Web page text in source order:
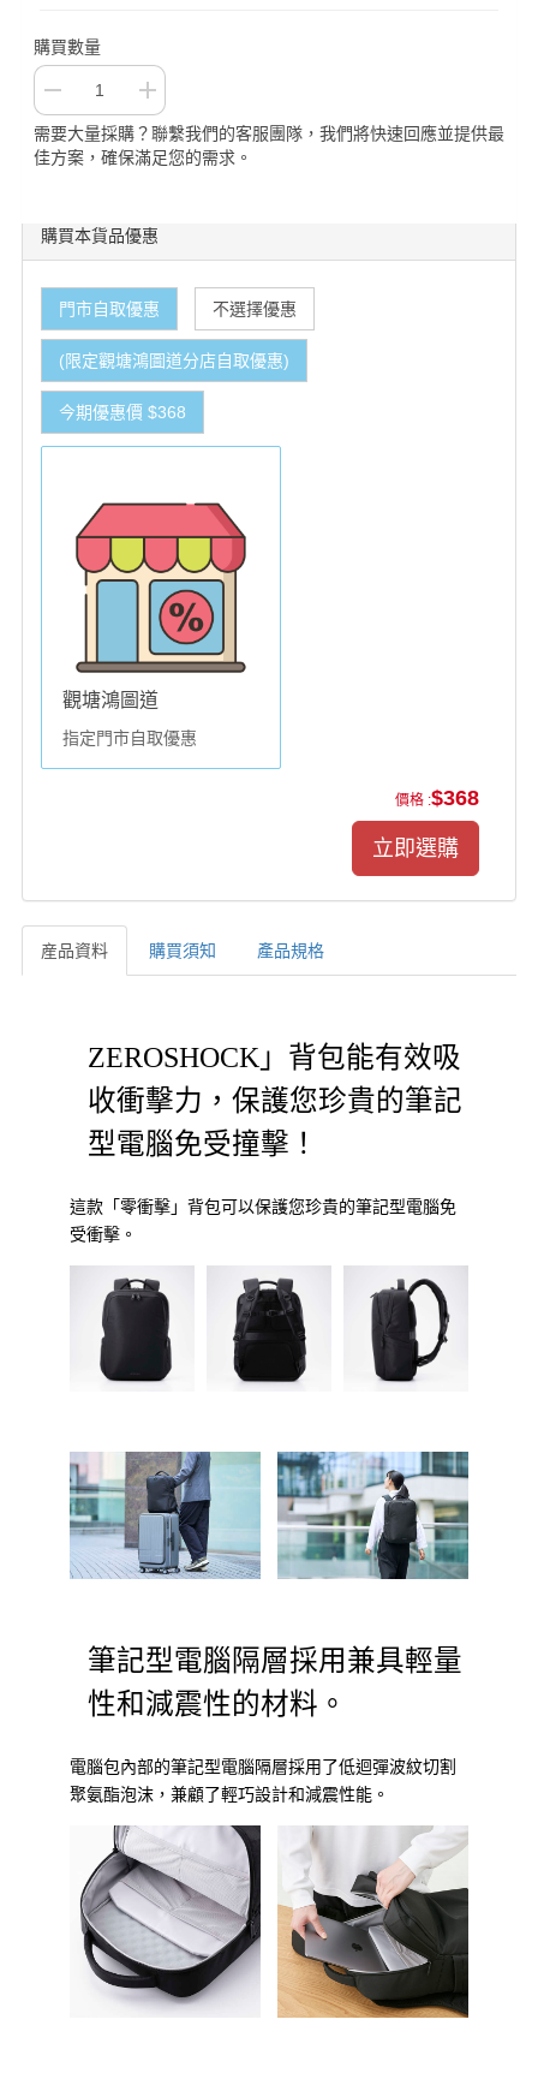
購買數量
需要大量採購？聯繫我們的客服團隊，我們將快速回應並提供最
佳方案，確保滿足您的需求。
購買本貨品優惠
門市自取優惠 不選擇優惠
(限定觀塘鴻圖道分店自取優惠)
今期優惠價 $368
觀塘鴻圖道
指定門市自取優惠
價格 :$368
産品資料 購買須知 產品規格
産品資料ZEROSHOCK」背包能有效吸
收衝擊力，保護您珍貴的筆記
型電腦免受撞擊！
這款「零衝擊」背包可以保護您珍貴的筆記型電腦免
受衝擊。
筆記型電腦隔層採用兼具輕量
性和減震性的材料。
電腦包內部的筆記型電腦隔層採用了低迴彈波紋切割
聚氨酯泡沫，兼顧了輕巧設計和減震性能。